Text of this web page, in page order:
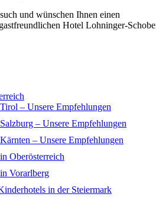
und wünschen Ihnen einen
Hotel Lohninger-
– Unsere Empfehlungen
– Unsere Empfehlungen
– Unsere Empfehlungen
Oberösterreich
Vorarlberg
in der Steiermark